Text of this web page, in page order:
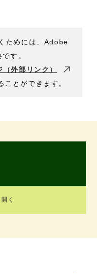
ためには、Adobe
す。
外部リンク）
とができます。
く